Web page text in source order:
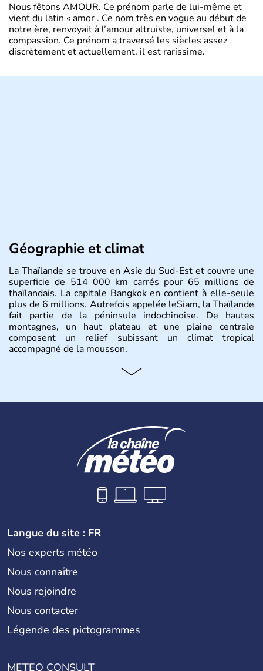
Nous fêtons AMOUR. Ce prénom parle de lui-même et
vient du latin « amor . Ce nom très en vogue au début de
notre ère, renvoyait à l’amour altruiste, universel et à la
compassion. Ce prénom a traversé les siècles assez
discrètement et actuellement, il est rarissime.
Géographie et climat
La Thaïlande se trouve en Asie du Sud-Est et couvre une
superficie de 514 000 km carrés pour 65 millions de
thaïlandais. La capitale Bangkok en contient à elle-seule
plus de 6 millions. Autrefois appelée leSiam, la Thaïlande
fait partie de la péninsule indochinoise. De hautes
montagnes, un haut plateau et une plaine centrale
composent un relief subissant un climat tropical
accompagné de la mousson.
Histoire et administration
de la Thaïlande, mais c'est surtout avec les Khmers au IXe
Elle se lie avec la France, le Royaume-Uni et les Etats-
Unis sur des questions de commerce et de pouvoir avant
la chute de la Monarchie absolue en 1932. Il s'agit encore
aujourd'hui d'une nation bouddhiste au régime politique
Langue du site : FR
Nos experts météo
Nous connaître
Nous rejoindre
Nous contacter
Légende des pictogrammes
METEO CONSULT